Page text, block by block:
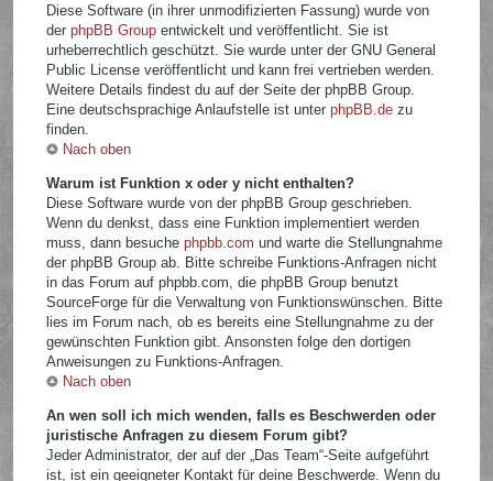
Diese Software (in ihrer unmodifizierten Fassung) wurde von
derphpBB Group entwickelt und veröffentlicht. Sie ist
urheberrechtlich geschützt. Sie wurde unter der GNU General
Public License veröffentlicht und kann frei vertrieben werden.
Weitere Details findest du auf der Seite der phpBB Group.
Eine deutschsprachige Anlaufstelle ist unterphpBB.de zu
finden.
Nach oben
Warum ist Funktion x oder y nicht enthalten?
Diese Software wurde von der phpBB Group geschrieben.
Wenn du denkst, dass eine Funktion implementiert werden
muss, dann besuchephpbb.com und warte die Stellungnahme
der phpBB Group ab. Bitte schreibe Funktions-Anfragen nicht
in das Forum auf phpbb.com, die phpBB Group benutzt
SourceForge für die Verwaltung von Funktionswünschen. Bitte
lies im Forum nach, ob es bereits eine Stellungnahme zu der
gewünschten Funktion gibt. Ansonsten folge den dortigen
Anweisungen zu Funktions-Anfragen.
Nach oben
An wen soll ich mich wenden, falls es Beschwerden oder
juristische Anfragen zu diesem Forum gibt?
Jeder Administrator, der auf der „Das Team“-Seite aufgeführt
ist, ist ein geeigneter Kontakt für deine Beschwerde. Wenn du